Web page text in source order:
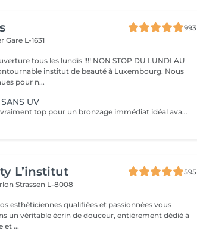
993
Gare L-1631
tous les lundis !!!! NON STOP DU LUNDI AU
pour n...
UV
Ce service est vraiment top pour un bronzage immédiat idéal avant vos vacances ou avant une soirée ;) Nous vous conseillons de faire un gommage la veille du soin et de porter des vêtements amples noirs. Selon votre peau, cela tient environ 1 semaine à 10 Jours! AVANT Exfolier votre peau en profondeur, puis hydrater généreusement 24h avant d'appliquer votre autobronzant, en insistant bien sur les coudes, genoux, chevilles et les zones sensibles. Épiler ou raser dans les 48h avant application afin que les pores de la peau soient fermés. Des points noirs pourraient apparaître si votre peau n'est pas nette lors de l'application. Ne pas appliquer de crème hydratante, parfum, déodorant ou maquillage le jour même de l'application cela pourrait obstruer les pores de la peau et faire apparaître des points noirs. APRÈS Porter des vêtement amples de couleur foncée les vêtements près du corps ou sous-vêtements pourraient faire des marques, porter des chaussures larges. Hydrater quotidiennement votre peau les jours suivant l'application ou utiliser un autobronzant progressif pour entretenir votre bronzage et le faire durer plus longtemps. Après 5 jours, exfolier quotidiennement votre peau à l'aide d'un exfoliant doux afin d'aider votre peau à absorber plus facilement votre crème hydratante, et garder un joli bronzage. Cela permet aussi au bronzage de s'estomper progressivement et uniformément.
L’institut
595
Strassen L-8008
esthéticiennes qualifiées et passionnées vous
un véritable écrin de douceur, entièrement dédié à
et ...